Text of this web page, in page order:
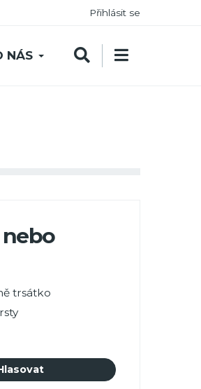
Přihlásit se
NÁS
trsátko